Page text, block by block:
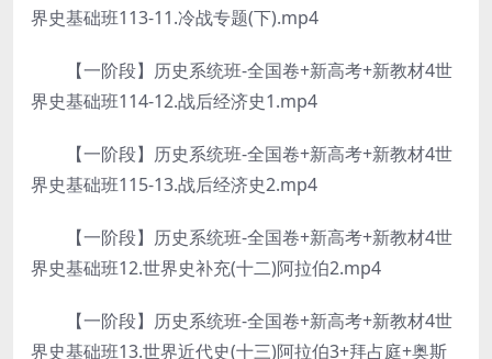
界史基础班113-11.冷战专题(下).mp4
【一阶段】历史系统班-全国卷+新高考+新教材4世
界史基础班114-12.战后经济史1.mp4
【一阶段】历史系统班-全国卷+新高考+新教材4世
界史基础班115-13.战后经济史2.mp4
【一阶段】历史系统班-全国卷+新高考+新教材4世
界史基础班12.世界史补充(十二)阿拉伯2.mp4
【一阶段】历史系统班-全国卷+新高考+新教材4世
界史基础班13.世界近代史(十三)阿拉伯3+拜占庭+奥斯